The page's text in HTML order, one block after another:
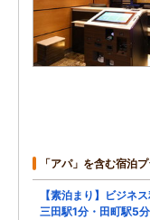
「アパ」を含む宿泊
【素泊まり】ビジネ
三田駅1分・田町駅5